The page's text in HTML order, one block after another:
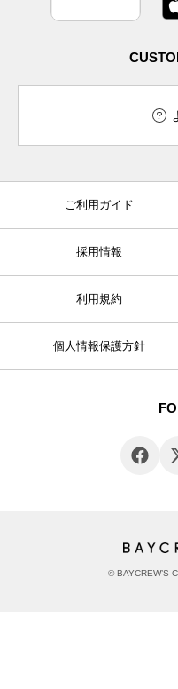
ご利用ガイド
採用情報
利用規約
個人情報保護方針
© BAYCREW’S